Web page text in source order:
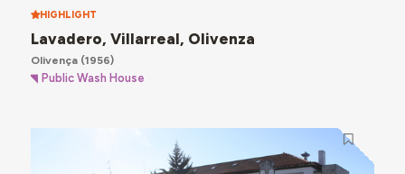
HIGHLIGHT
Lavadero, Villarreal, Olivenza
Olivença(1956)
Public Wash House